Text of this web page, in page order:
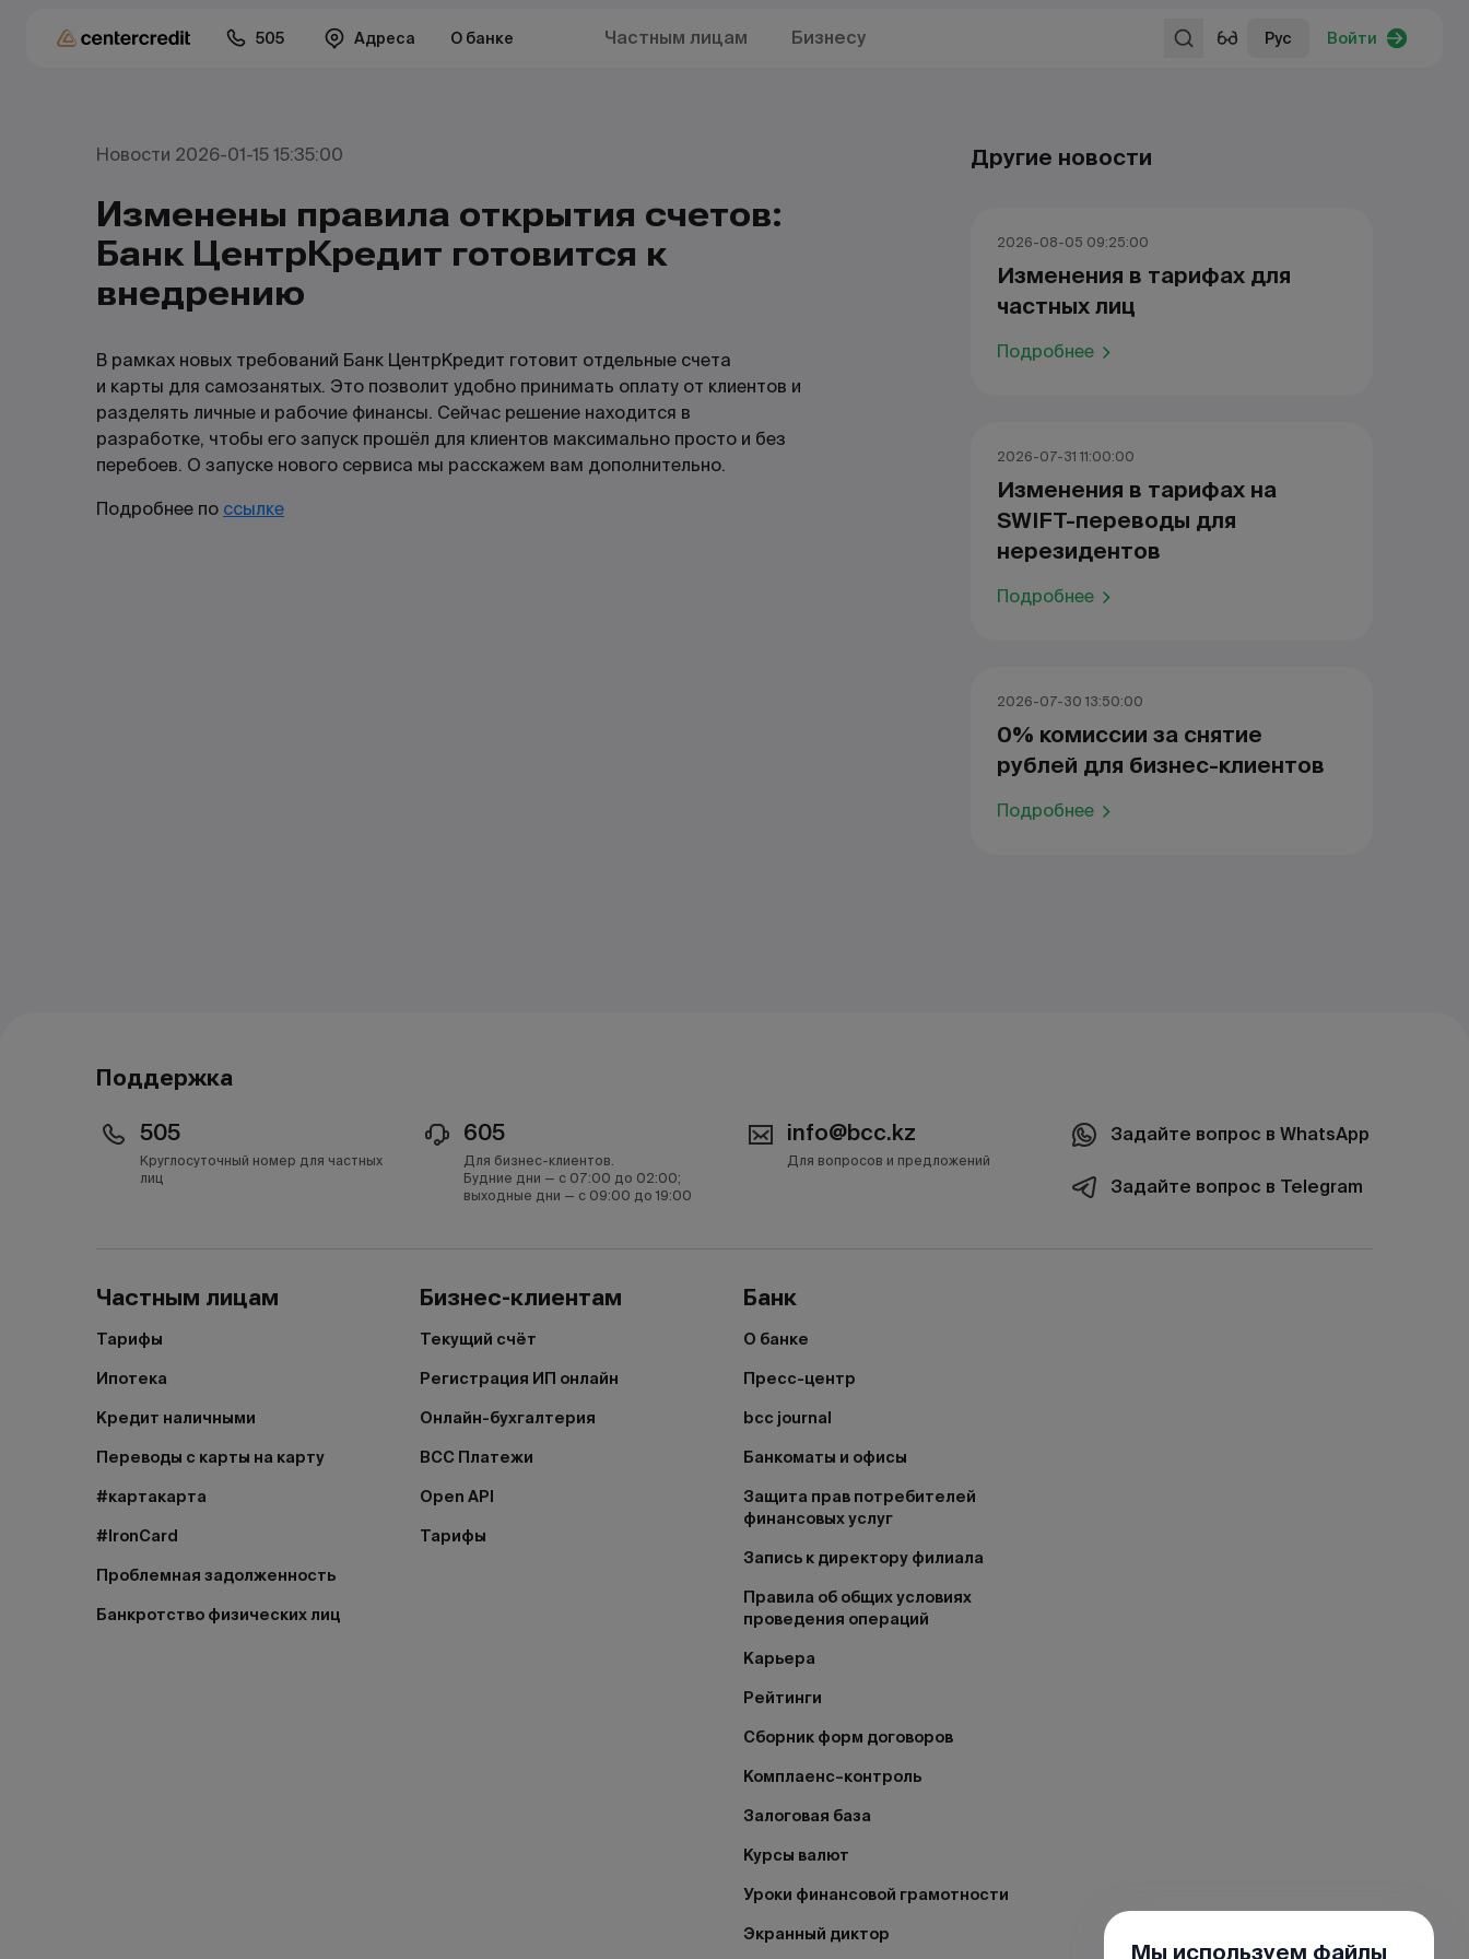
505 Адреса О банке Частным лицам Бизнесу Рус Войти
Новости 2026-01-15 15:35:00
Изменены правила открытия счетов:
Банк ЦентрКредит готовится к
внедрению
В рамках новых требований Банк ЦентрКредит готовит отдельные счета
и карты для самозанятых. Это позволит удобно принимать оплату от клиентов и
разделять личные и рабочие финансы. Сейчас решение находится в
разработке, чтобы егозапуск прошёл для клиентов максимально просто и без
перебоев. О запуске нового сервиса мы расскажем вам дополнительно.
Подробнее по ссылке
Другие новости
2026-08-05 09:25:00
Изменения в тарифах для
частных лиц
Подробнее
2026-07-31 11:00:00
Изменения в тарифах на
SWIFT-переводы для
нерезидентов
Подробнее
2026-07-30 13:50:00
0% комиссии за снятие
рублей для бизнес-клиентов
Подробнее
Поддержка
505
Круглосуточный номер для частных
лиц
605
Для бизнес-клиентов.
Будние дни — с 07:00 до 02:00;
выходные дни — с 09:00 до 19:00
info@bcc.kz
Для вопросов и предложений
Задайте вопрос в WhatsApp
Задайте вопрос в Telegram
Частным лицам
Тарифы
Ипотека
Кредит наличными
Переводы с карты на карту
#картакарта
#IronCard
Проблемная задолженность
Банкротство физических лиц
Бизнес-клиентам
Текущий счёт
Регистрация ИП онлайн
Онлайн-бухгалтерия
BCC Платежи
Open API
Тарифы
Банк
О банке
Пресс-центр
bcc journal
Банкоматы и офисы
Защита прав потребителей
финансовых услуг
Запись к директору филиала
Правила об общих условиях
проведения операций
Карьера
Рейтинги
Сборник форм договоров
Комплаенс–контроль
Залоговая база
Курсы валют
Уроки финансовой грамотности
Экранный диктор
Мы используем файлы